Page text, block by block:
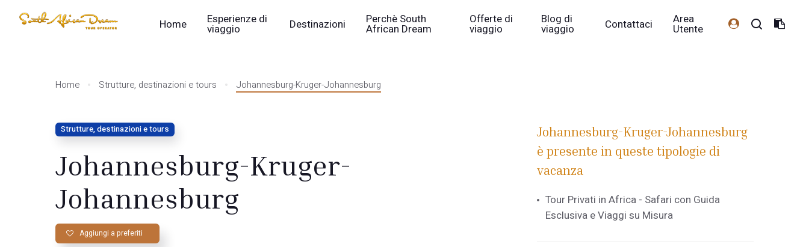
Home Esperienze di
viaggio Destinazioni Perchè South
African Dream
Offerte di
viaggio
Blog di
viaggio Contattaci Area
Utente
Home Strutture, destinazioni e tours Johannesburg-Kruger-Johannesburg
Strutture, destinazioni e tours
Johannesburg-Kruger-
Johannesburg
Aggiungi a preferiti
Johannesburg-Kruger-Johannesburg
è presente in queste tipologie di
vacanza
Tour Privati in Africa - Safari con Guida
Esclusiva e Viaggi su Misura